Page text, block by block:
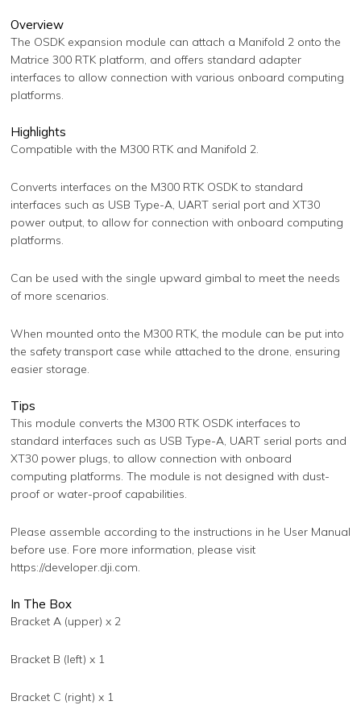
Overview
The OSDK expansion module can attach a Manifold 2 onto the
Matrice 300 RTK platform, and offers standard adapter
interfaces to allow connection with various onboard computing
platforms.
Highlights
Compatible with the M300 RTK and Manifold 2.
Converts interfaces on the M300 RTK OSDK to standard
interfaces such as USB Type-A, UART serial port and XT30
power output, to allow for connection with onboard computing
platforms.
Can be used with the single upward gimbal to meet the needs
of more scenarios.
When mounted onto the M300 RTK, the module can be put into
the safety transport case while attached to the drone, ensuring
easier storage.
Tips
This module converts the M300 RTK OSDK interfaces to
standard interfaces such as USB Type-A, UART serial ports and
XT30 power plugs, to allow connection with onboard
computing platforms. The module is not designed with dust-
proof or water-proof capabilities.
Please assemble according to the instructions in he User Manual
before use. Fore more information, please visit
https://developer.dji.com.
In The Box
Bracket A (upper) x 2
Bracket B (left) x 1
Bracket C (right) x 1